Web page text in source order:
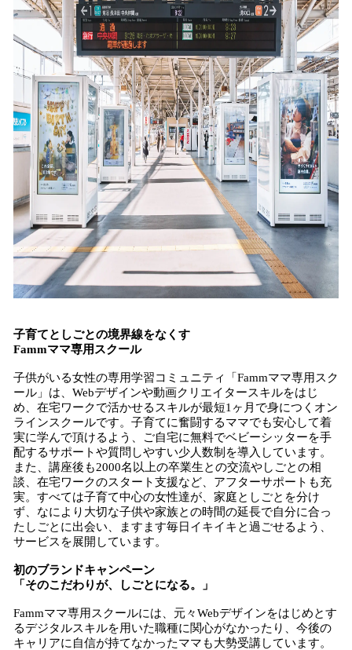
子育てとしごとの境界線をなくす
Fammママ専用スクール
子供がいる女性の専用学習コミュニティ「Fammママ専用スク
ール」は、Webデザインや動画クリエイタースキルをはじ
め、在宅ワークで活かせるスキルが最短1ヶ月で身につくオン
ラインスクールです。子育てに奮闘するママでも安心して着
実に学んで頂けるよう、ご自宅に無料でベビーシッターを手
配するサポートや質問しやすい少人数制を導入しています。
また、講座後も2000名以上の卒業生との交流やしごとの相
談、在宅ワークのスタート支援など、アフターサポートも充
実。すべては子育て中心の女性達が、家庭としごとを分け
ず、なにより大切な子供や家族との時間の延長で自分に合っ
たしごとに出会い、ますます毎日イキイキと過ごせるよう、
サービスを展開しています。
初のブランドキャンペーン
「そのこだわりが、しごとになる。」
Fammママ専用スクールには、元々Webデザインをはじめとす
るデジタルスキルを用いた職種に関心がなかったり、今後の
キャリアに自信が持てなかったママも大勢受講しています。